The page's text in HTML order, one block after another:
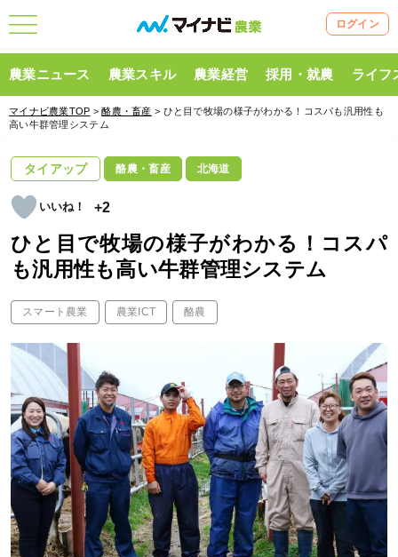
ログイン
農業ニュース 農業スキル 農業経営 採用・就農 ライフ
マイナビ農業TOP >酪農・畜産 > ひと目で牧場の様子がわかる！コスパも汎用性も
高い牛群管理システム
タイアップ 酪農・畜産 北海道
+2
ひと目で牧場の様子がわかる！コスパ
も汎用性も高い牛群管理システム
スマート農業 農業ICT 酪農